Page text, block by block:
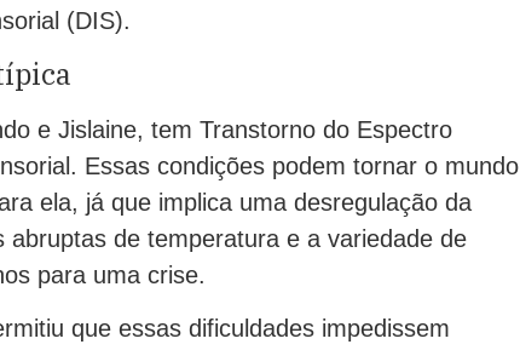
(DIS).
e Jislaine, tem Transtorno do Espectro
Essas condições podem tornar o mundo
ela, já que implica uma desregulação da
de temperatura e a variedade de
para uma crise.
que essas dificuldades impedissem